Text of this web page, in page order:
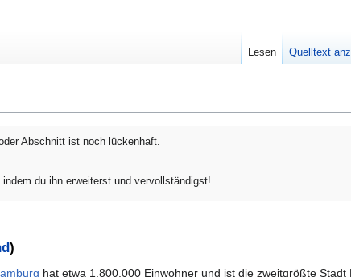
Abschnitt ist noch lückenhaft.
indem du ihn erweiterst und vervollständigst!
)
hat etwa 1.800.000 Einwohner und ist die zweitgrößte
Lesen Quelltext